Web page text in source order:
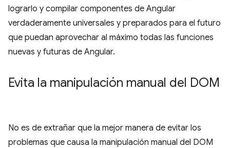
lograrlo y compilar componentes de Angular
verdaderamente universales y preparados para el futuro
que puedan aprovechar al máximo todas las funciones
nuevas y futuras de Angular.
Evita la manipulación manual del DOM
No es de extrañar que la mejor manera de evitar los
problemas que causa la manipulación manual del DOM